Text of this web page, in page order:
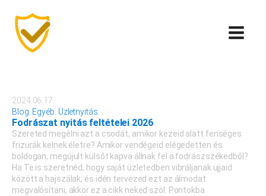
2024.06.17.
Blog Egyéb Üzletnyitás
Fodrászat nyitás feltételei 2026
Szereted megélni azt a csodát, amikor kezeid alatt fenséges
frizurák kelnek életre? Amikor vendégeid elégedetten és
boldogan, megújult külsőt kapva állnak fel a fodrászszékedből?
Ha Te is szeretnéd, hogy saját üzletedben vibráljanak ujjaid
között a hajszálak, és idén tervezed ezt az álmodat
megvalósítani, akkor ez a cikk neked szól. Pontokba